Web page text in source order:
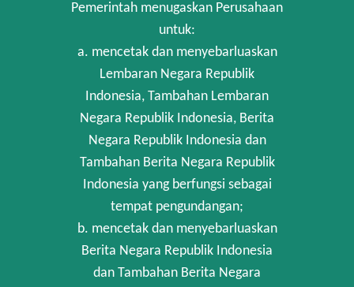
Pemerintah menugaskan Perusahaan
untuk:
a. mencetak dan menyebarluaskan
Lembaran Negara Republik
Indonesia, Tambahan Lembaran
Negara Republik Indonesia, Berita
Negara Republik Indonesia dan
Tambahan Berita Negara Republik
Indonesia yang berfungsi sebagai
tempat pengundangan;
b. mencetak dan menyebarluaskan
Berita Negara Republik Indonesia
dan Tambahan Berita Negara